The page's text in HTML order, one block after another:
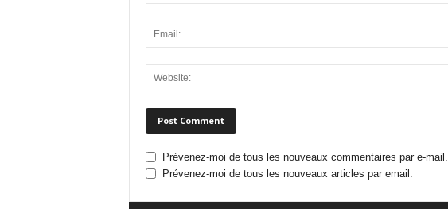
Prévenez-moi de tous les nouveaux commentaires par e-mail.
Prévenez-moi de tous les nouveaux articles par email.